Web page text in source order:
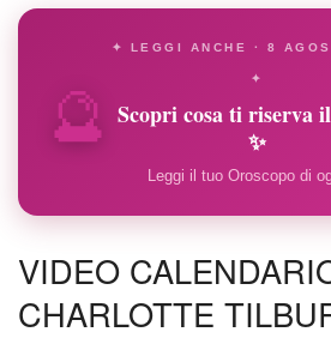
🔮
✦ LEGGI ANCHE · 8
✦
Scopri cosa ti riserva
✨
Leggi il tuo Oroscopo di
VIDEO
CHARLOTTE